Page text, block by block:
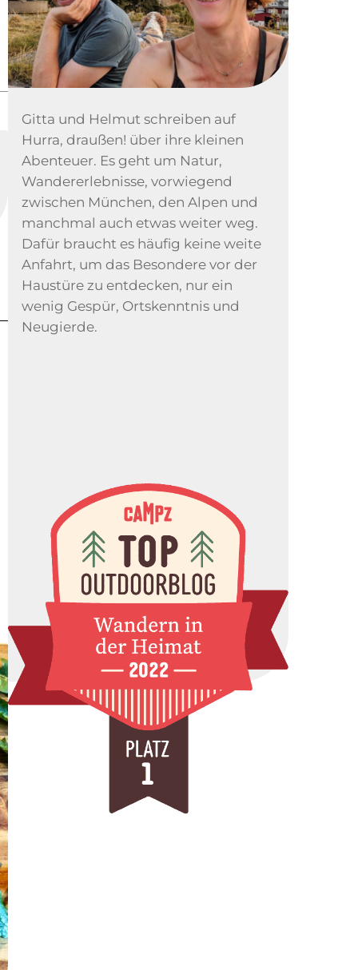
Gitta und Helmut schreiben auf
Hurra, draußen! über ihre kleinen
Abenteuer. Es geht um Natur,
Wandererlebnisse, vorwiegend
zwischen München, den Alpen und
manchmal auch etwas weiter weg.
Dafür braucht es häufig keine weite
Anfahrt, um das Besondere vor der
Haustüre zu entdecken, nur ein
wenig Gespür, Ortskenntnis und
Neugierde.